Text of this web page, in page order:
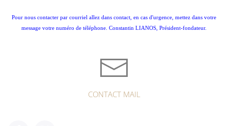
Pour nous contacter par courriel allez dans contact, en cas d'urgence, mettez dans votre
message votre numéro de téléphone. Constantin LIANOS, Président-fondateur.
CONTACT MAIL